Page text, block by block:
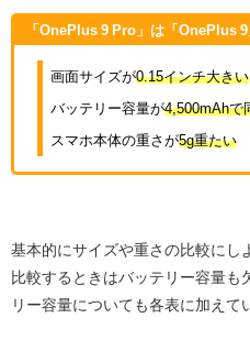
「OnePlus 9 Pro」は「OnePlus
画面サイズが0.15インチ大きい
バッテリー容量が4,500mAhで
スマホ本体の重さが5g重たい
基本的にサイズや重さの比較にし
比較するときはバッテリー容量も
リー容量についても各表に加えて